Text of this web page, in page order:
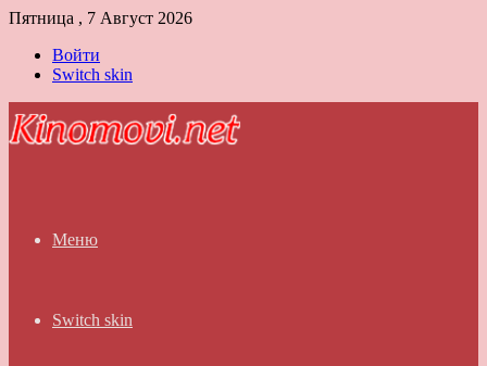
Пятница , 7 Август 2026
Войти
Switch skin
Меню
Switch skin